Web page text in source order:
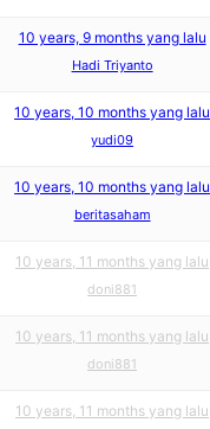
10 years, 9 months yang lalu
Hadi Triyanto
10 years, 10 months yang lalu
yudi09
10 years, 10 months yang lalu
beritasaham
10 years, 11 months yang lalu
doni881
10 years, 11 months yang lalu
doni881
10 years, 11 months yang lalu